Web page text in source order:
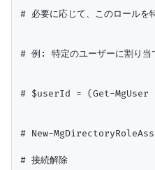
# 必要に応じて、このロールを
# 例: 特定のユーザーに割り当
# $userId = (Get-MgUser
# New-
# 接続解除